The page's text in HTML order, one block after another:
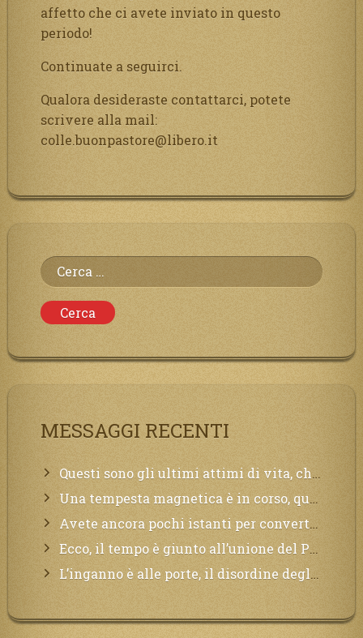
affetto che ci avete inviato in questo
periodo!
Continuate a seguirci.
Qualora desideraste contattarci, potete
scrivere alla mail:
colle.buonpastore@libero.it
Ricerca
per:
MESSAGGI RECENTI
Questi sono gli ultimi attimi di vita, chi si vuole salvare Mi chiami in suo aiuto.
Una tempesta magnetica è in corso, questa generazione patirà. Il black out non tarderà ad arrivare e tutta la Terra sarà oscurata.
Avete ancora pochi istanti per convertirvi, non perdete tempo, la sciagura arriverà all’improvviso e per chi non si sarà preparato saranno dolori.
Ecco, il tempo è giunto all’unione del Padre con il figlio, non avete che da attendere pochissimo.
L’inganno è alle porte, il disordine degli ordinati urlerà perdono, ma sarà troppo tardi, il tradimento è stato grande!